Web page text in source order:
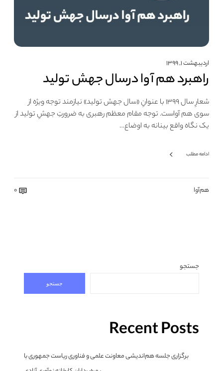
اردیبهشت ۱, ۱۳۹۹
راهبرد هم آوا درسال جهش تولید
شعارِ سال ۱۳۹۹ با عنوانِ «سال جهش تولید» نیازمند توجه ویژه از
سوی هم آواست. توجه مقام معظم رهبری به ضرورتِ جهشِ تولید از
یک نگاه واقع‌ بینانه به اوضاع…
ادامه مطلب
هم‌آوا 0
جستجو
جستجو
Recent Posts
برگزاری جلسه هم‌اندیشی معاونت علمی و فناوری ریاست جمهوری با